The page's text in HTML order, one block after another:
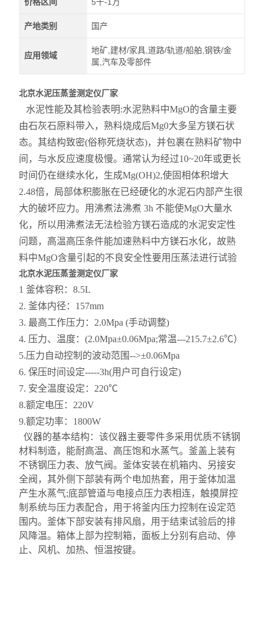
产地类别 国产
应用领域
地矿,建材/家具,道路/轨道/船舶,钢铁/金
属,汽车及零部件
北京水泥压蒸釜测定仪厂家
水泥性能及其检验表明:水泥熟料中MgO的含量主要
由石灰石原料带入，熟料烧成后Mg0大多呈方镁石状
态。其结构致密(俗称死烧状态)，并包裹在熟料矿物中
间，与水反应速度极慢。通常认为经过10~20年或更长
时间仍在继续水化，生成Mg(OH)2,使固相体积增大
2.48倍，局部体积膨胀在已经硬化的水泥石内部产生很
大的破坏应力。用 沸煮法沸煮 3h 不能使MgO大量水
化，所以用沸煮法无法检验方镁石造成的水泥安定性
问题，高温高压条件能加速熟料中方镁石水化，故熟
料中MgO含量引起的不良安全性要用压蒸法进行试验
北京水泥压蒸釜测定仪厂家
1 釜体容积 ：8.5L
2. 釜体内径 ： 157mm
3. 最高工作压力 ： 2.0Mpa (手动调整)
4. 压力、温度：(2.0Mpa±0.06Mpa;常温---215.7±2.6℃）
5.压力自动控制的波动范围-->±0.06Mpa
6. 保压时间设定-----3h(用户可自行设定)
7. 安全温度设定 ： 220℃
8.额定电压 ： 220V
9.额定功率：1800W
仪器的基本结构：该仪器主要零件多采用优质不锈钢
材料制造，能耐高温、高压饱和水蒸气。釜盖上装有
不锈钢压力表、放气阀。釜体安装在机箱内、 另接安
全阀，其外侧下部装有两个电加热套，用于釜体加温
产生水蒸气;底部管道与电接点压力表相连，触摸屏控
制系统与压力表配合，用于将釜内压力控制在设定范
围 内。釜体下部安装有排风扇，用于结束试验后的排
风降温。箱体 上部为控制箱，面板上分别有启动、停
止、风机、加热、恒温按键。